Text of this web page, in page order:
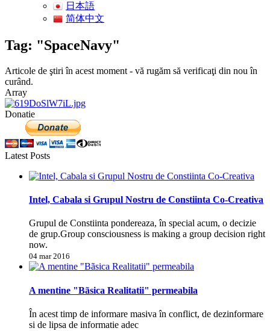
日本語
简体中文
Tag: "SpaceNavy"
Articole de ştiri în acest moment - vă rugăm să verificaţi din nou în
curând.
Array
Donatie
Latest Posts
Intel, Cabala si Grupul Nostru de Constiinta Co-Creativa
Grupul de Constiinta pondereaza, în special acum, o decizie
de grup.Group consciousness is making a group decision right
now.
04 mar 2016
A mentine "Bãsica Realitatii" permeabila
În acest timp de informare masiva în conflict, de dezinformare
si de lipsa de informatie adec